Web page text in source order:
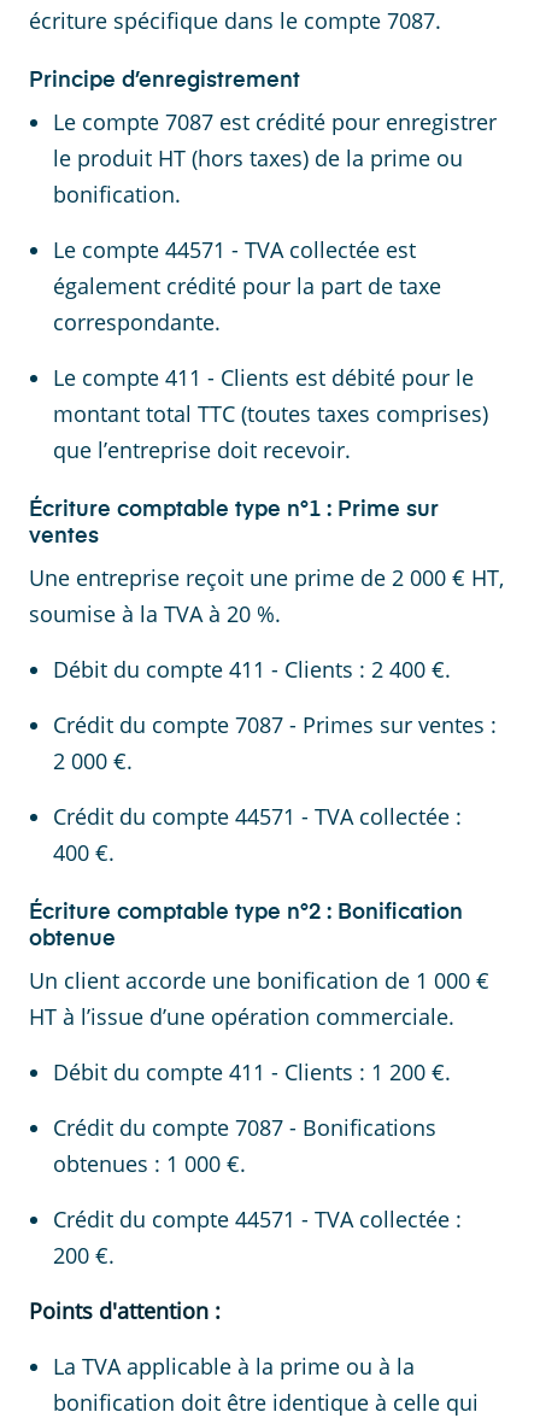
écriture spécifique dans le compte 7087.
Principe d’enregistrement
Le compte 7087 est crédité pour enregistrer
le produit HT (hors taxes) de la prime ou
bonification.
Le compte 44571 - TVA collectée est
également crédité pour la part de taxe
correspondante.
Le compte 411 - Clients est débité pour le
montant total TTC (toutes taxes comprises)
que l’entreprise doit recevoir.
Écriture comptable type n°1 : Prime sur
ventes
Une entreprise reçoit une prime de 2 000 € HT,
soumise à la TVA à 20 %.
Débit du compte 411 - Clients : 2 400 €.
Crédit du compte 7087 - Primes sur ventes :
2 000 €.
Crédit du compte 44571 - TVA collectée :
400 €.
Écriture comptable type n°2 : Bonification
obtenue
Un client accorde une bonification de 1 000 €
HT à l’issue d’une opération commerciale.
Débit du compte 411 - Clients : 1 200 €.
Crédit du compte 7087 - Bonifications
obtenues : 1 000 €.
Crédit du compte 44571 - TVA collectée :
200 €.
Points d'attention :
La TVA applicable à la prime ou à la
bonification doit être identique à celle qui